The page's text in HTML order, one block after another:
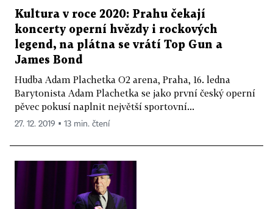
Kultura v roce 2020: Prahu čekají
koncerty operní hvězdy i rockových
legend, na plátna se vrátí Top Gun a
James Bond
Hudba Adam Plachetka O2 arena, Praha, 16. ledna
Barytonista Adam Plachetka se jako první český operní
pěvec pokusí naplnit největší sportovní...
27. 12. 2019 ▪ 13 min. čtení